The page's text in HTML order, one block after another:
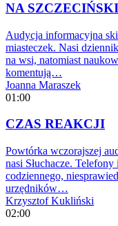
NA
Audycja informacyjna
miasteczek. Nasi
na wsi, natomiast
komentują…
Joanna Maraszek
01:00
CZAS REAKCJI
Powtórka wczorajszej
nasi Słuchacze.
codziennego,
urzędników…
Krzysztof Kukliński
02:00